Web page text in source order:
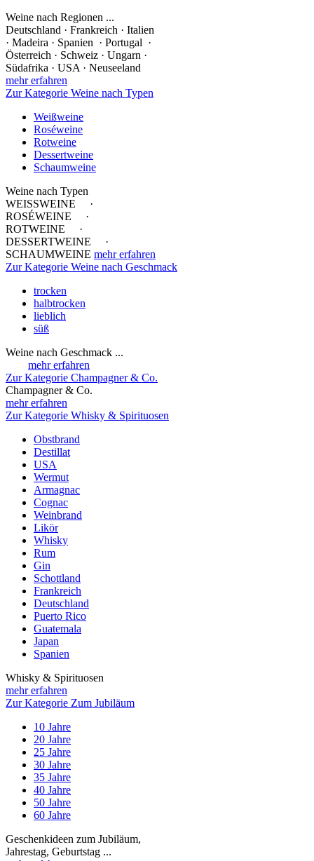
Weine nach Regionen ...
Deutschland · Frankreich · Italien
· Madeira · Spanien · Portugal ·
Österreich · Schweiz · Ungarn ·
Südafrika · USA · Neuseeland
mehr erfahren
Zur Kategorie Weine nach Typen
Weißweine
Roséweine
Rotweine
Dessertweine
Schaumweine
Weine nach Typen
WEISSWEINE ·
ROSÉWEINE ·
ROTWEINE ·
DESSERTWEINE ·
SCHAUMWEINE mehr erfahren
Zur Kategorie Weine nach Geschmack
trocken
halbtrocken
lieblich
süß
Weine nach Geschmack ...
mehr erfahren
Zur Kategorie Champagner & Co.
Champagner & Co.
mehr erfahren
Zur Kategorie Whisky & Spirituosen
Obstbrand
Destillat
USA
Wermut
Armagnac
Cognac
Weinbrand
Likör
Whisky
Rum
Gin
Schottland
Frankreich
Deutschland
Puerto Rico
Guatemala
Japan
Spanien
Whisky & Spirituosen
mehr erfahren
Zur Kategorie Zum Jubiläum
10 Jahre
20 Jahre
25 Jahre
30 Jahre
35 Jahre
40 Jahre
50 Jahre
60 Jahre
Geschenkideen zum Jubiläum,
Jahrestag, Geburtstag ...